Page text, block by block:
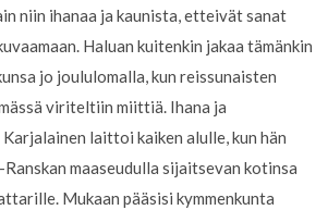
niin ihanaa ja kaunista, etteivät sanat
Haluan kuitenkin jakaa tämänkin
jo joululomalla, kun reissunaisten
viriteltiin miittiä. Ihana ja
Karjalainen laittoi kaiken alulle, kun hän
maaseudulla sijaitsevan kotinsa
Mukaan pääsisi kymmenkunta